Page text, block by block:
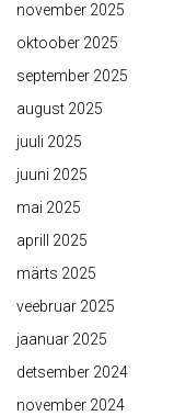
november 2025
oktoober 2025
september 2025
august 2025
juuli 2025
juuni 2025
mai 2025
aprill 2025
märts 2025
veebruar 2025
jaanuar 2025
detsember 2024
november 2024